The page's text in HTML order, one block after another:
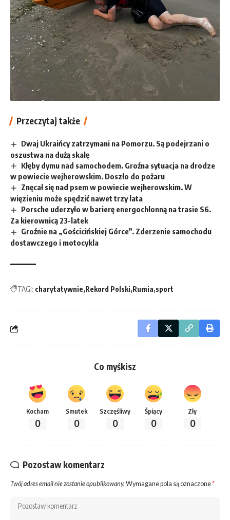
Przeczytaj także
Dwaj Ukraińcy zatrzymani na Pomorzu. Są podejrzani o
oszustwa na dużą skalę
Kłęby dymu nad samochodem. Groźna sytuacja na drodze
w powiecie wejherowskim. Doszło do pożaru
Znęcał się nad psem w powiecie wejherowskim. W
więzieniu może spędzić nawet trzy lata
Porsche uderzyło w barierę energochłonną na trasie S6.
Za kierownicą 23-latek
Groźnie na „Gościcińskiej Górce”. Zderzenie samochodu
dostawczego i motocykla
TAGI: charytatywnie Rekord Polski Rumia sport
Co myśkisz
Kocham
0
Smutek
0
Szczęśliwy
0
Śpiący
0
Zły
0
Pozostaw komentarz
Twój adres email nie zostanie opublikowany. Wymagane pola są oznaczone*